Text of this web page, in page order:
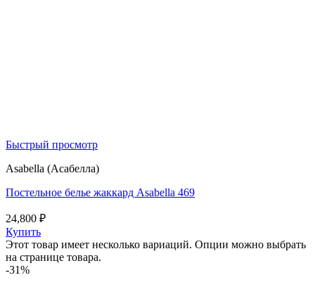
Быстрый просмотр
Asabella (Асабелла)
Постельное белье жаккард Asabella 469
24,800 ₽
Купить
Этот товар имеет несколько вариаций. Опции можно выбрать
на странице товара.
-31%